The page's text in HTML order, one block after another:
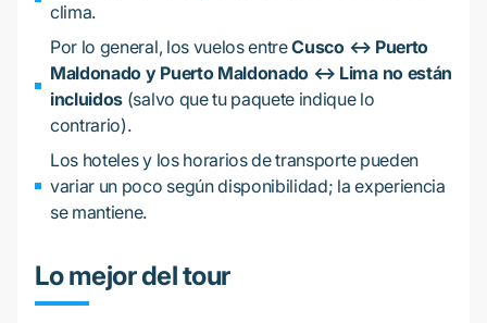
clima.
Por lo general, los vuelos entreCusco ↔ Puerto
Maldonado y Puerto Maldonado ↔ Lima no están
incluidos (salvo que tu paquete indique lo
contrario).
Los hoteles y los horarios de transporte pueden
variar un poco según disponibilidad; la experiencia
se mantiene.
Lo mejor del tour